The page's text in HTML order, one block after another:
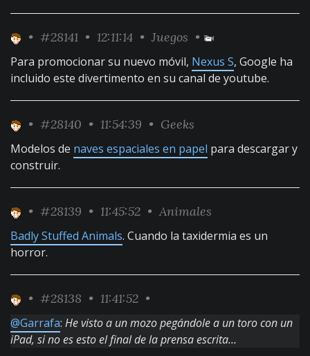
• #28141 • 12:11:14 • Juegos •
Para promocionar su nuevo móvil, Nexus S, Google ha
incluido este divertimento en su canal de youtube.
• #28140 • 11:54:39 • Geeks
Modelos de naves espaciales en papel para descargar y
construir.
• #28139 • 11:45:52 • Animales
Badly Stuffed Animals. Cuando la taxidermia es un
horror.
• #28138 • 11:41:52 •
@Garrafa: He visto a un mozo pegándole a un toro con un
iPad, si no es esto el final de la prensa escrita…